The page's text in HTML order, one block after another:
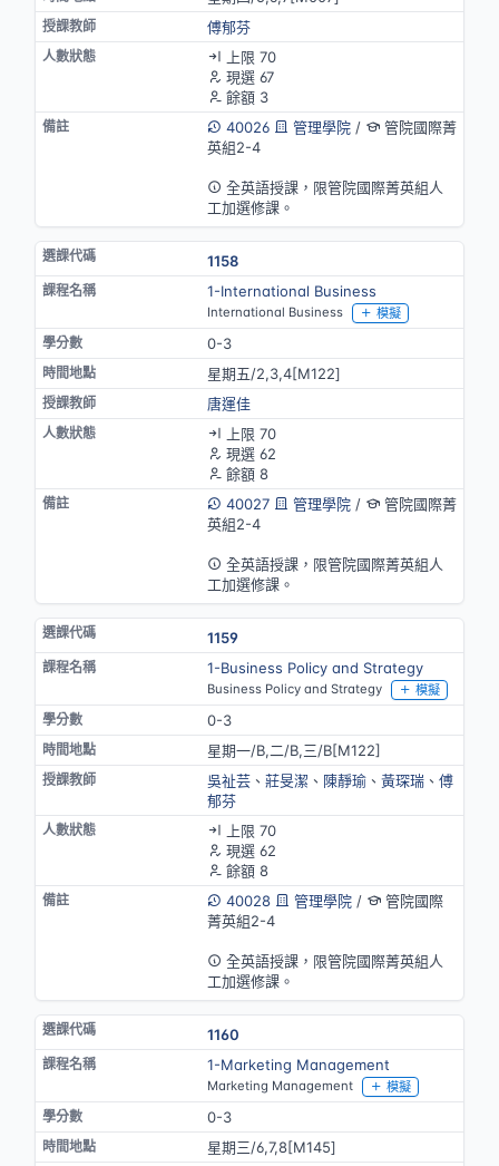
傅郁芬
上限 70
現選 67
餘額 3
40026
管理學院/
管院國際菁
英組2-4
全英語授課，限管院國際菁英組人
工加選修課。
1158
1-International Business
International Business 模擬
0-3
星期五/2,3,4[M122]
唐運佳
上限 70
現選 62
餘額 8
40027
管理學院/
管院國際菁
英組2-4
全英語授課，限管院國際菁英組人
工加選修課。
1159
1-Business Policy and Strategy
Business Policy and Strategy 模擬
0-3
星期一/B,二/B,三/B[M122]
吳祉芸、 莊旻潔 、 陳靜瑜、 黃琛瑞、 傅
郁芬
上限 70
現選 62
餘額 8
40028
管理學院/
管院國際
菁英組2-4
全英語授課，限管院國際菁英組人
工加選修課。
1160
1-Marketing Management
Marketing Management 模擬
0-3
星期三/6,7,8[M145]